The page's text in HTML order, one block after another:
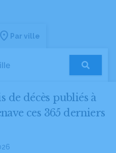
Par ville
de décès publiés à
ces 365 derniers